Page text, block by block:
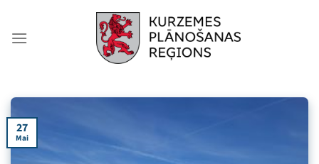
content
27
Mai